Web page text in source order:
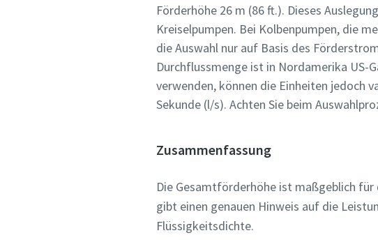
Förderhöhe 26 m (86 ft.). Dieses
Kreiselpumpen. Bei Kolbenpumpen, die
die Auswahl nur auf Basis des
Durchflussmenge ist in Nordamerika US-
verwenden, können die Einheiten jedoch
Sekunde (l/s). Achten Sie beim
Zusammenfassung
Die Gesamtförderhöhe ist maßgeblich
gibt einen genauen Hinweis auf die
Flüssigkeitsdichte.